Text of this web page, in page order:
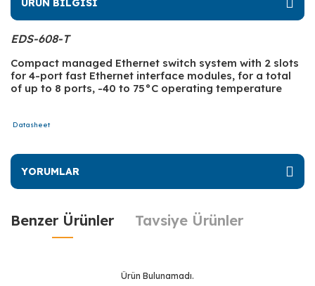
EDS-608-T
Compact managed Ethernet switch system with 2 slots
for 4-port fast Ethernet interface modules, for a total
of up to 8 ports, -40 to 75°C operating temperature
Datasheet
YORUMLAR
Benzer Ürünler Tavsiye Ürünler
Ürün Bulunamadı.